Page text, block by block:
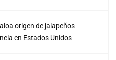
origen de jalapeños
en Estados Unidos